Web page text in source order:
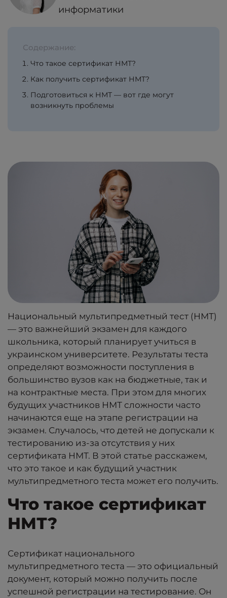
информатики
Содержание:
Что такое сертификат НМТ?
Как получить сертификат НМТ?
Подготовиться к НМТ — вот где могут
возникнуть проблемы
Национальный мультипредметный тест (НМТ)
— это важнейший экзамен для каждого
школьника, который планирует учиться в
украинском университете. Результаты теста
определяют возможности поступления в
большинство вузов как на бюджетные, так и
на контрактные места. При этом для многих
будущих участников НМТ сложности часто
начинаются еще на этапе регистрации на
экзамен. Случалось, что детей не допускали к
тестированию из-за отсутствия у них
сертификата НМТ. В этой статье расскажем,
что это такое и как будущий участник
мультипредметного теста может его получить.
Что такое сертификат
НМТ?
Сертификат национального
мультипредметного теста — это официальный
документ, который можно получить после
успешной регистрации на тестирование. Он